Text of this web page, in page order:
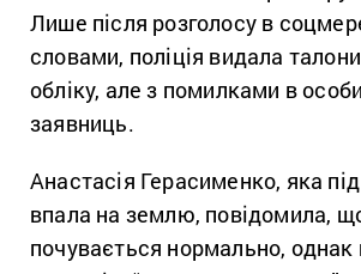
Лише після розголосу в
словами, поліція видала
обліку, але з помилками в
заявниць.
Анастасія Герасименко, яка
впала на землю, повідомила,
почувається нормально, однак